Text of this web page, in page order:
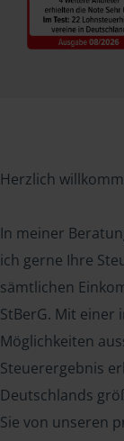
Herzlich
In meiner
ich gerne Ihre
sämtlichen
StBerG. Mit einer
Möglichkeiten
Steuerergebnis
Deutschlands
Sie von unseren